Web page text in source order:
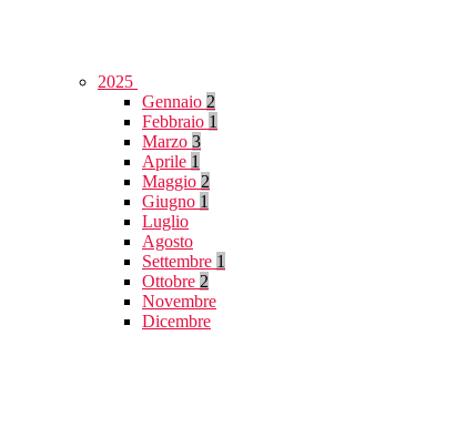
2025
Gennaio 2
Febbraio 1
Marzo 3
Aprile 1
Maggio 2
Giugno 1
Luglio
Agosto
Settembre 1
Ottobre 2
Novembre
Dicembre